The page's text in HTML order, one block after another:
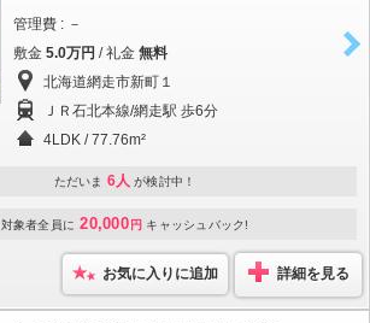
管理費 : －
敷金 5.0万円 / 礼金 無料
北海道網走市新町１
ＪＲ石北本線/網走駅 歩6分
4LDK / 77.76m²
ただいま 6人 が検討中！
対象者全員に 20,000 円 キャッシュバック!
お気に入りに追加 詳細を見る